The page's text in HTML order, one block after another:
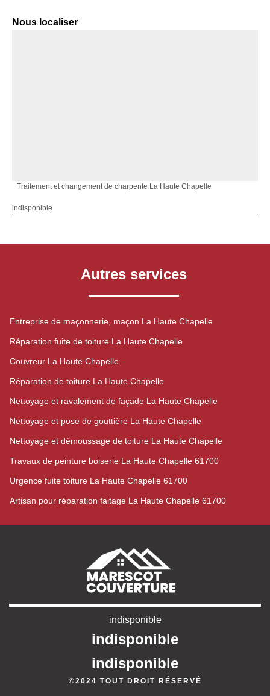
Nous localiser
Traitement et changement de charpente La Haute Chapelle
indisponible
Autres services
Entreprise de maçonnerie, maçon La Haute Chapelle
Réparation fuite de toiture La Haute Chapelle
Couvreur La Haute Chapelle
Réparation de toiture La Haute Chapelle
Nettoyage et ravalement de façade La Haute Chapelle
Nettoyage et pose de gouttière La Haute Chapelle
Nettoyage et démoussage de toiture La Haute Chapelle
Travaux de peinture boiserie La Haute Chapelle 61700
Urgence fuite toiture La Haute Chapelle 61700
Artisan pour réparation faitage La Haute Chapelle 61700
indisponible
indisponible
indisponible
©2024 TOUT DROIT RÉSERVÉ